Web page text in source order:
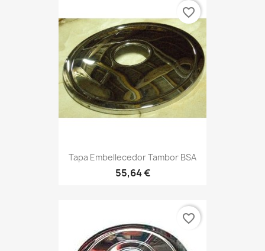
Tapa Embellecedor Tambor BSA
55,64 €
favorite_border
favorite_border